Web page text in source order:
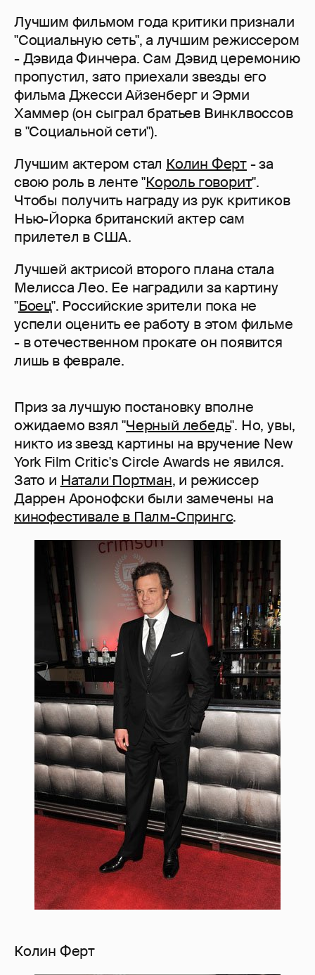
Лучшим фильмом года критики признали
"Социальную сеть", а лучшим режиссером
- Дэвида Финчера. Сам Дэвид церемонию
пропустил, зато приехали звезды его
фильма Джесси Айзенберг и Эрми
Хаммер (он сыграл братьев Винклвоссов
в "Социальной сети").
Лучшим актером стал Колин Ферт- за
свою роль в ленте "Король говорит".
Чтобы получить награду из рук критиков
Нью-Йорка британский актер сам
прилетел в США.
Лучшей актрисой второго плана стала
Мелисса Лео. Ее наградили за картину
"Боец". Российские зрители пока не
успели оценить ее работу в этом фильме
- в отечественном прокате он появится
лишь в феврале.
Приз за лучшую постановку вполне
ожидаемо взял "Черный лебедь". Но, увы,
никто из звезд картины на вручение New
York Film Critic's Circle Awards не явился.
Зато и Натали Портман, и режиссер
Даррен Аронофски были замечены на
кинофестивале в Палм-Спрингс.
Колин Ферт